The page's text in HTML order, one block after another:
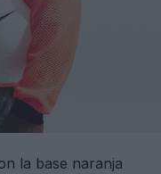
la base naranja